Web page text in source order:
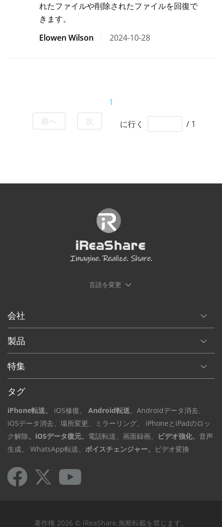
れたファイルや削除されたファイルを回復で
きます。
Elowen Wilson
2024-10-28
前へ
1
次
に行く / 1
言語を変更
会社
製品
特集
タグ
iPhone転送、 iOS修復、 Android転送、Androidデータ消去、
iOSデータ消去、場所変更、ミラーリング、
iPhoneとiPadのロッ
ク解除、iOSデータ復元、 電話転送、 画面録画、 ビデオ強化、 音声
生成、
WhatsApp転送、 ボイスチェンジャー、 ビデオ変換
著作権 2026 © iReaShare.無断転載を禁じます。